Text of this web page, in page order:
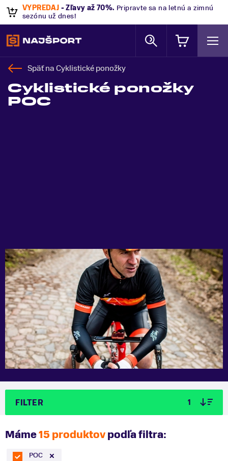
VÝPREDAJ - Zľavy až 70%. Pripravte sa na letnú a zimnú
sezónu už dnes!
Späť naCyklistické ponožky
Cyklistické ponožky
POC
FILTER 1
Máme15 produktovpodľa filtra:
POC